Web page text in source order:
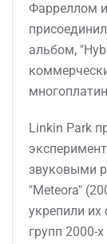
Фарреллом
альбом,
Linkin Park
звуковыми
"Meteora"
укрепили их
групп 2000-